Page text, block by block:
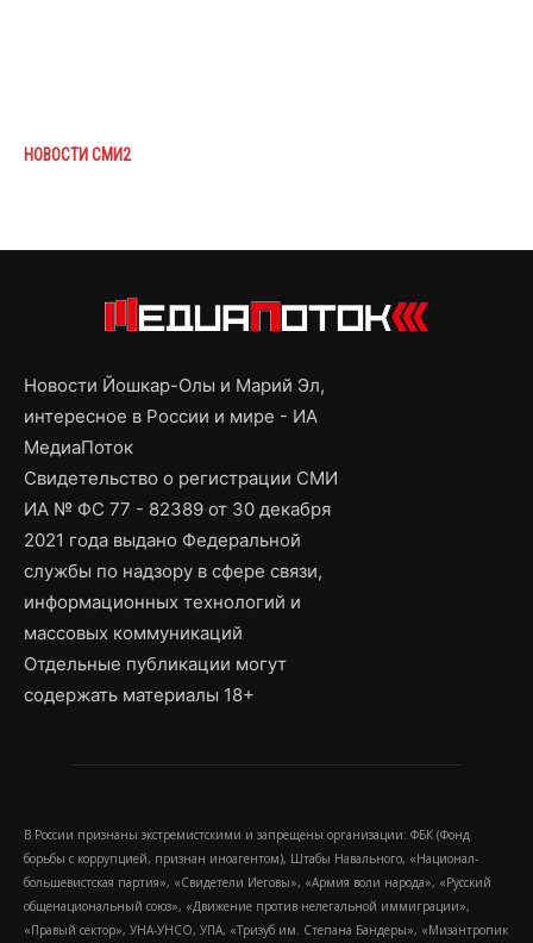
НОВОСТИ СМИ2
Новости Йошкар-Олы и Марий Эл,
интересное в России и мире - ИА
МедиаПоток
Свидетельство о регистрации СМИ
ИА № ФС 77 - 82389 от 30 декабря
2021 года выдано Федеральной
службы по надзору в сфере связи,
информационных технологий и
массовых коммуникаций
Отдельные публикации могут
содержать материалы 18+
В России признаны экстремистскими и запрещены организации: ФБК (Фонд
борьбы с коррупцией, признан иноагентом), Штабы Навального, «Национал-
большевистская партия», «Свидетели Иеговы», «Армия воли народа», «Русский
общенациональный союз», «Движение против нелегальной иммиграции»,
«Правый сектор», УНА-УНСО, УПА, «Тризуб им. Степана Бандеры», «Мизантропик